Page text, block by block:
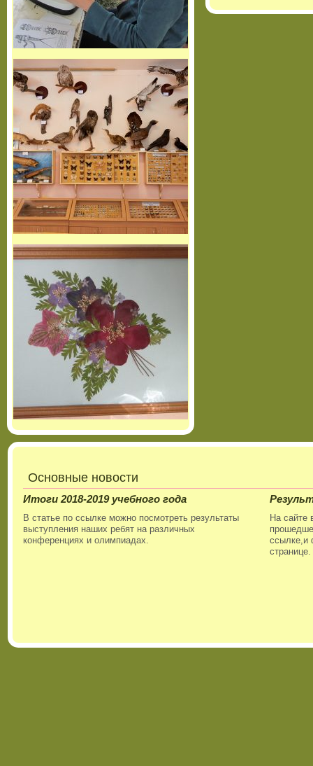
Основные новости
Итоги 2018-2019 учебного года
В статье по ссылке можно посмотреть результаты
выступления наших ребят на различных
конференциях и олимпиадах.
На сайте
ссылке,и
странице.